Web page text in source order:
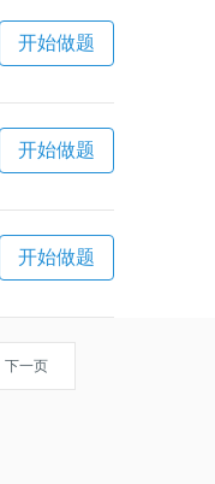
开始做题
开始做题
开始做题
下一页